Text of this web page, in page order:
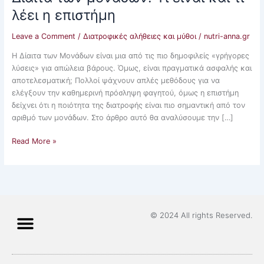
λέει η επιστήμη
Leave a Comment / Διατροφικές αλήθειες και μύθοι/ nutri-anna.gr
Η Δίαιτα των Μονάδων είναι μια από τις πιο δημοφιλείς «γρήγορες
λύσεις» για απώλεια βάρους. Όμως, είναι πραγματικά ασφαλής και
αποτελεσματική; Πολλοί ψάχνουν απλές μεθόδους για να
ελέγξουν την καθημερινή πρόσληψη φαγητού, όμως η επιστήμη
δείχνει ότι η ποιότητα της διατροφής είναι πιο σημαντική από τον
αριθμό των μονάδων. Στο άρθρο αυτό θα αναλύσουμε την […]
επιστήμη
Read More »
© 2024 All rights Reserved.